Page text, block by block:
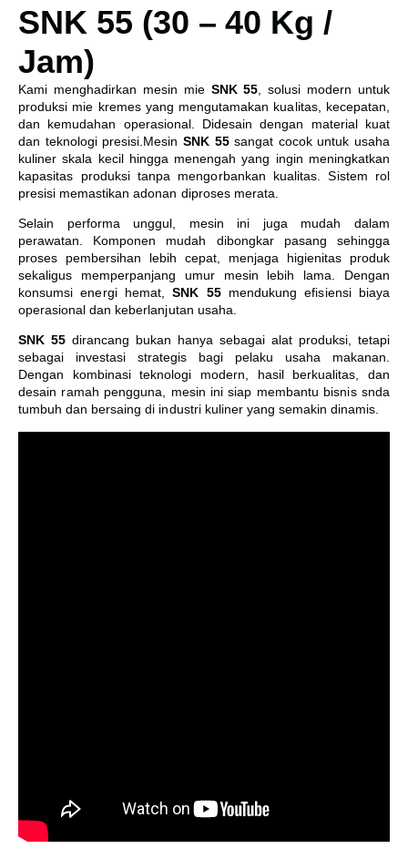
SNK 55 (30 – 40 Kg /
Jam)
Kami menghadirkan mesin mieSNK 55 , solusi modern untuk
produksi mie kremes yang mengutamakan kualitas, kecepatan,
dan kemudahan operasional. Didesain dengan material kuat
dan teknologi presisi.Mesin SNK 55sangat cocok untuk usaha
kuliner skala kecil hingga menengah yang ingin meningkatkan
kapasitas produksi tanpa mengorbankan kualitas. Sistem rol
presisi memastikan adonan diproses merata.
Selain performa unggul, mesin ini juga mudah dalam
perawatan. Komponen mudah dibongkar pasang sehingga
proses pembersihan lebih cepat, menjaga higienitas produk
sekaligus memperpanjang umur mesin lebih lama. Dengan
konsumsi energi hemat,SNK 55 mendukung efisiensi biaya
operasional dan keberlanjutan usaha.
SNK 55 dirancang bukan hanya sebagai alat produksi, tetapi
sebagai investasi strategis bagi pelaku usaha makanan.
Dengan kombinasi teknologi modern, hasil berkualitas, dan
desain ramah pengguna, mesin ini siap membantu bisnis snda
tumbuh dan bersaing di industri kuliner yang semakin dinamis.